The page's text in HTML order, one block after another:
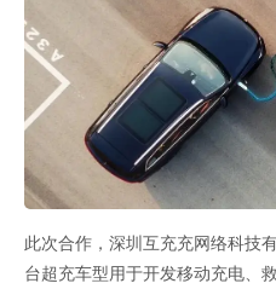
此次合作，深圳互充充网络科技
台超充车型用于开发移动充电、